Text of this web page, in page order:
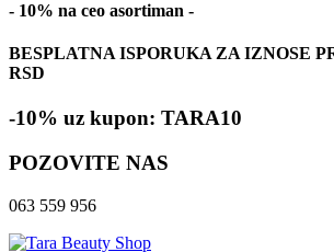
- 10% na ceo asortiman -
BESPLATNA ISPORUKA ZA IZNOSE
RSD
-10% uz kupon: TARA10
POZOVITE NAS
063 559 956